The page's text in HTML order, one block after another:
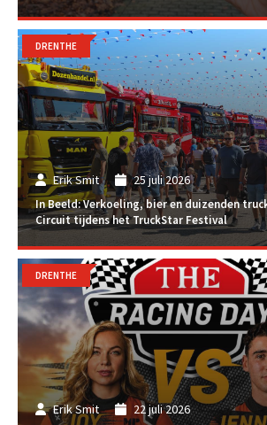
Erik Smit 25 juli 2026
In Beeld: Verkoeling, bier en duizenden
Circuit tijdens het TruckStar Festival
DRENTHE
Erik Smit 22 juli 2026
DRENTHE